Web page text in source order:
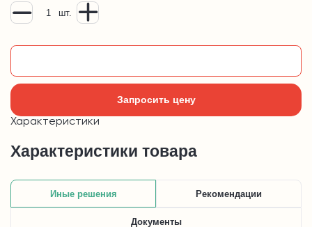
шт.
Запросить цену
Характеристики
Характеристики товара
Иные решения Рекомендации
Документы